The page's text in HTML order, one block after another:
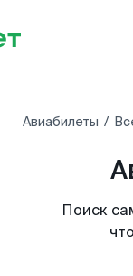
Авиабилеты
Поиск